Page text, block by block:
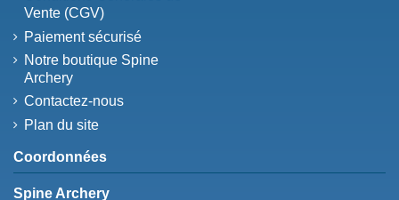
Vente (CGV)
Paiement sécurisé
Notre boutique Spine
Archery
Contactez-nous
Plan du site
Coordonnées
Spine Archery